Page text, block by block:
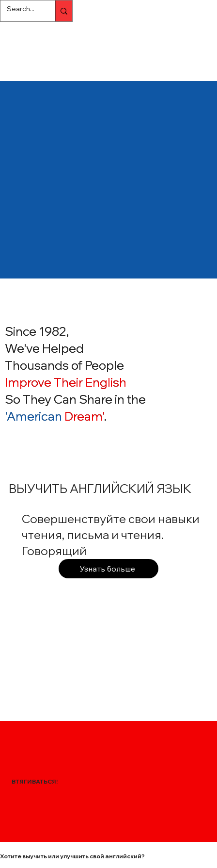
Since 1982,
We've Helped
Thousands of People
Improve Their English
So They Can Share in the
'American Dream'.
Since 1982,
We've Helped
Thousands of People
Improve Their English
So They Can Share in the
'American Dream'.
ВЫУЧИТЬ АНГЛИЙСКИЙ ЯЗЫК
Совершенствуйте свои навыки
чтения, письма и чтения.
Говорящий
Узнать больше
ВТЯГИВАТЬСЯ!
Хотите выучить или улучшить свой английский?